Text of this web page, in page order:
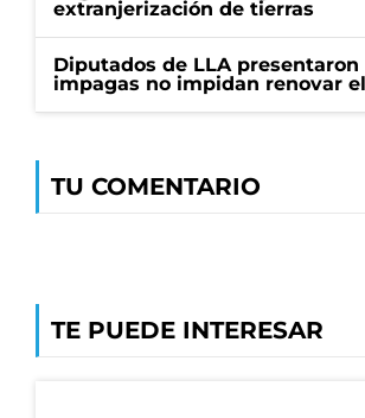
extranjerización de tierras
Diputados de LLA
impagas no impidan renovar
TU COMENTARIO
TE PUEDE INTERESAR